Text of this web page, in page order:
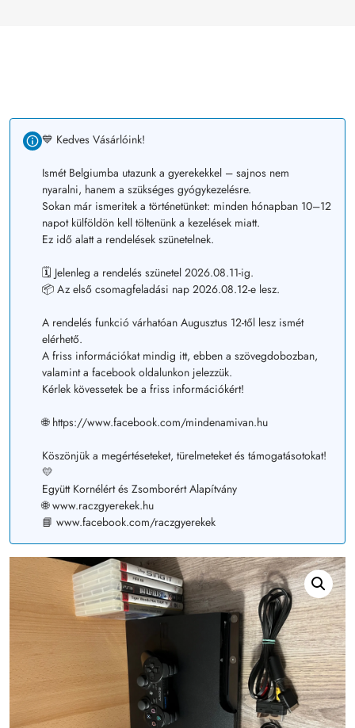
💙 Kedves Vásárlóink!
Ismét Belgiumba utazunk a gyerekekkel – sajnos nem
nyaralni, hanem a szükséges gyógykezelésre.
Sokan már ismeritek a történetünket: minden hónapban 10–12
napot külföldön kell töltenünk a kezelések miatt.
Ez idő alatt a rendelések szünetelnek.
🗓️ Jelenleg a rendelés szünetel 2026.08.11-ig.
📦 Az első csomagfeladási nap 2026.08.12-e lesz.
A rendelés funkció várhatóan Augusztus 12-től lesz ismét
elérhető.
A friss információkat mindig itt, ebben a szövegdobozban,
valamint a facebook oldalunkon jelezzük.
Kérlek kövessetek be a friss információkért!
🌐 https://www.facebook.com/mindenamivan.hu
Köszönjük a megértéseteket, türelmeteket és támogatásotokat!
💛
Együtt Kornélért és Zsomborért Alapítvány
🌐 www.raczgyerekek.hu
📘 www.facebook.com/raczgyerekek